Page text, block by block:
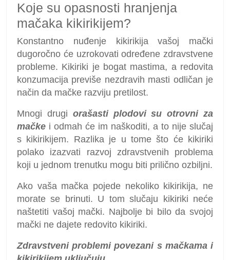
Koje su opasnosti hranjenja
mačaka kikirikijem?
Konstantno nuđenje kikirikija vašoj mački
dugoročno će uzrokovati određene zdravstvene
probleme. Kikiriki je bogat mastima, a redovita
konzumacija previše nezdravih masti odličan je
način da mačke razviju pretilost.
Mnogi drugi orašasti plodovi su otrovni za
mačke i odmah će im naškoditi, a to nije slučaj
s kikirikijem. Razlika je u tome što će kikiriki
polako izazvati razvoj zdravstvenih problema
koji u jednom trenutku mogu biti prilično ozbiljni.
Ako vaša mačka pojede nekoliko kikirikija, ne
morate se brinuti. U tom slučaju kikiriki neće
naštetiti vašoj mački. Najbolje bi bilo da svojoj
mački ne dajete redovito kikiriki.
Zdravstveni problemi povezani s mačkama i